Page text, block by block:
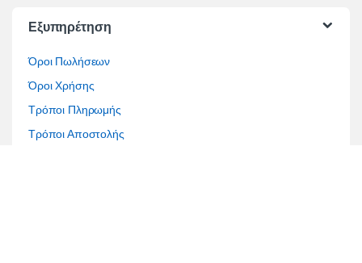
Εξυπηρέτηση
Όροι Πωλήσεων
Όροι Χρήσης
Τρόποι Πληρωμής
Τρόποι Αποστολής